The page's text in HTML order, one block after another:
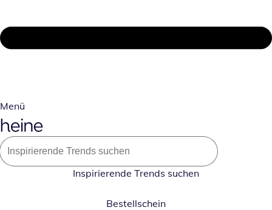
Menü
Inspirierende Trends suchen
Bestellschein